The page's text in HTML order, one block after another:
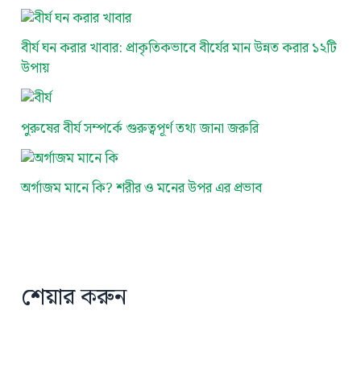
বীর্য ঘন করার খাবার: প্রাকৃতিকভাবে বীর্যের মান উন্নত করার ১২টি
উপায়
পুরুষের বীর্য সম্পর্কে গুরুত্বপূর্ণ তথ্য জানা জরুরি
অর্গাজম মানে কি? শরীর ও মনের উপর এর প্রভাব
শেয়ার করুন